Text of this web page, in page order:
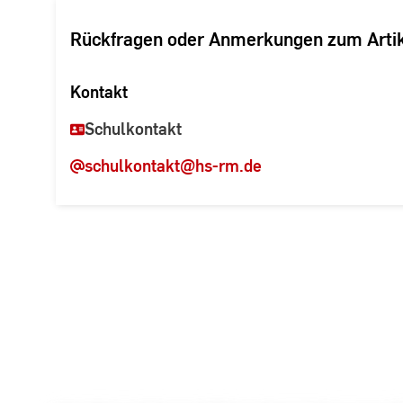
Rückfragen oder Anmerkungen zum
Kontakt
Schulkontakt
schulkontakt@hs-rm.de